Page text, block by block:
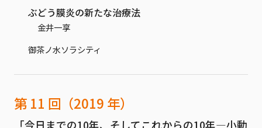
ぶどう膜炎の新たな治療法
金井一享
御茶ノ水ソラシティ
第 11 回（2019 年）
「今日までの10年、そしてこれからの10年―小動